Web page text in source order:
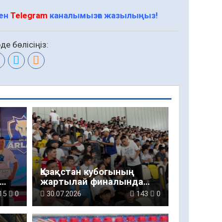
Telegram каналымызға жазылыңыз!
бөлісіңіз:
0
Қазақстан кубогының
жартылай финалында
адам саудасының алдын
алу бойынша
ақпараттық-түсіндіру
30.07.2026 143 0